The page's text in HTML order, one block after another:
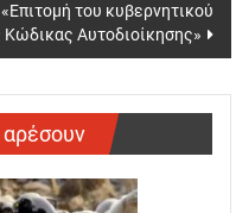
του κυβερνητικού
Αυτοδιοίκησης»